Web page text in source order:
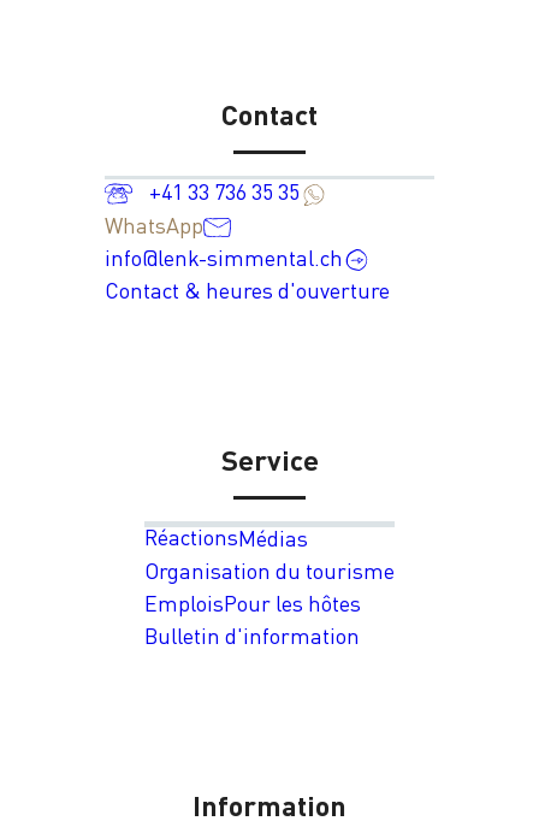
Contact
+41 33 736 35 35
WhatsApp
info@lenk-simmental.ch
Contact & heures d'ouverture
Service
RéactionsMédias
Organisation du tourisme
EmploisPour les hôtes
Bulletin d'information
Information